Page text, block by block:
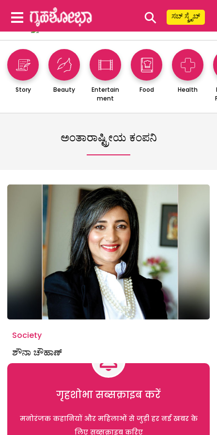
⚲ ಸಬ್ ಸ್ಕ್ರೈಬ್
Story Beauty
Entertain
ment
Food Health
ಅಂತಾರಾಷ್ಟ್ರೀಯ ಕಂಪನಿ
Society
ಶೌನಾ ಚೌಹಾಣ್
गृहशोभा सब्सक्राइब करें
मनोरंजक कहानियों और महिलाओं से जुड़ी हर नई खबर के
लिए सब्सक्राइब करिए